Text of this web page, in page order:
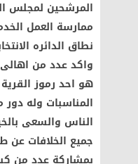
ممارسة العمل
نطاق الدائره
واكد عدد من
هو احد رموز
المناسبات وله
الناس والسعى
جميع الخلافات عن